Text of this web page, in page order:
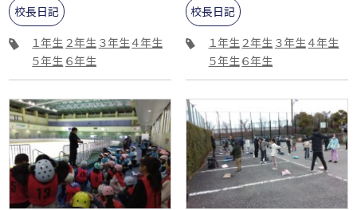
校長日記
１年生 ２年生 ３年生４年生
５年生 ６年生
校長日記
１年生２年生 ３年生４年生
５年生６年生